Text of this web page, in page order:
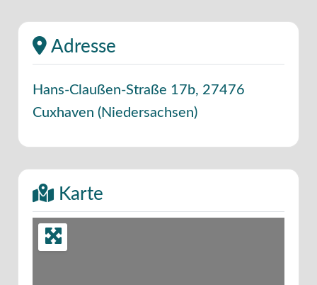
Adresse
Hans-Claußen-Straße 17b, 27476
Cuxhaven (Niedersachsen)
Karte